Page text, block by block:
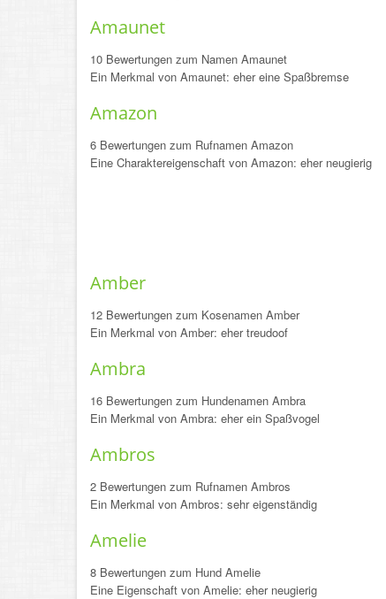
Amaunet
10 Bewertungen zum Namen Amaunet
Ein Merkmal von Amaunet: eher eine Spaßbremse
Amazon
6 Bewertungen zum Rufnamen Amazon
Eine Charaktereigenschaft von Amazon: eher neugierig
Amber
12 Bewertungen zum Kosenamen Amber
Ein Merkmal von Amber: eher treudoof
Ambra
16 Bewertungen zum Hundenamen Ambra
Ein Merkmal von Ambra: eher ein Spaßvogel
Ambros
2 Bewertungen zum Rufnamen Ambros
Ein Merkmal von Ambros: sehr eigenständig
Amelie
8 Bewertungen zum Hund Amelie
Eine Eigenschaft von Amelie: eher neugierig